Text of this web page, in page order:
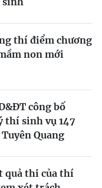
thí điểm chương
non mới
công bố
thí sinh vụ 147
Quang
quả thi của thí